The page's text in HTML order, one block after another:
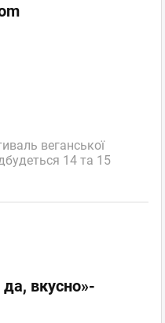
веганської
14 та 15
вкусно»-